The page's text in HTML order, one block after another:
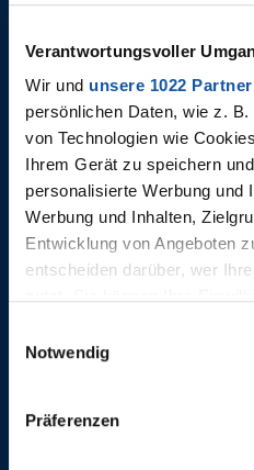
Verantwortungsvoller
Wir und unsere 1022 Partner
persönlichen Daten, wie z.
von Technologien wie
Ihrem Gerät zu speichern
personalisierte Werbung und
Werbung und Inhalten,
Entwicklung von Angeboten
entscheiden darüber, wer
Trigger Symbol ändern oder
Informationen über Ihre
Notwendig
Präferenzen
34. Spieltag
Karlsruher SC -